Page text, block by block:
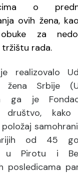
o
ovih žena,
za
rada.
realizovalo
žena Srbije
ga je
društvo,
od 45
u Pirotu i
posledicama